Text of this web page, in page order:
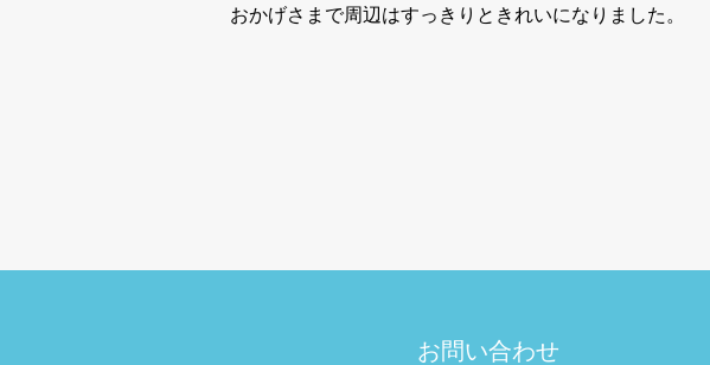
おかげさまで周辺はすっきりときれいになりました。
お問い合わせ